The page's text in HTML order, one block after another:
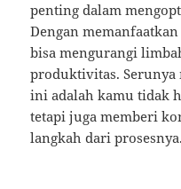
penting dalam
Dengan
bisa mengurangi
produktivitas.
ini adalah kamu tidak
tetapi juga memberi
langkah dari prosesnya.